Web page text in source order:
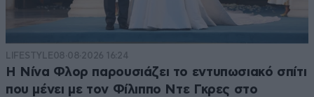
LIFESTYLE08·08·2026 16:24
Η Νίνα Φλορ παρουσιάζει το εντυπωσιακό σπίτι
που μένει με τον Φίλιππο Ντε Γκρες στο